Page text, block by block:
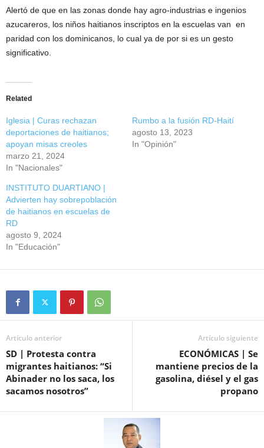
Alertó de que en las zonas donde hay agro-industrias e ingenios
azucareros, los niños haitianos inscriptos en la escuelas van en
paridad con los dominicanos, lo cual ya de por si es un gesto
significativo.
Related
Iglesia | Curas rechazan
deportaciones de haitianos;
apoyan misas creoles
marzo 21, 2024
In "Nacionales"
Rumbo a la fusión RD-Haití
agosto 13, 2023
In "Opinión"
INSTITUTO DUARTIANO |
Advierten hay sobrepoblación
de haitianos en escuelas de
RD
agosto 9, 2024
In "Educación"
Artículo anterior
SD | Protesta contra
migrantes haitianos: “Si
Abinader no los saca, los
sacamos nosotros”
Artículo siguiente
ECONÓMICAS | Se
mantiene precios de la
gasolina, diésel y el gas
propano